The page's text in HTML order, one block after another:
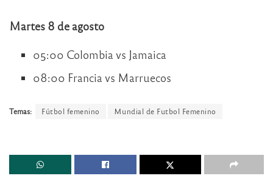
Martes 8 de agosto
05:00 Colombia vs Jamaica
08:00 Francia vs Marruecos
Temas: Fútbol femenino Mundial de Futbol Femenino